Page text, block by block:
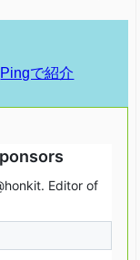
Pingで紹介